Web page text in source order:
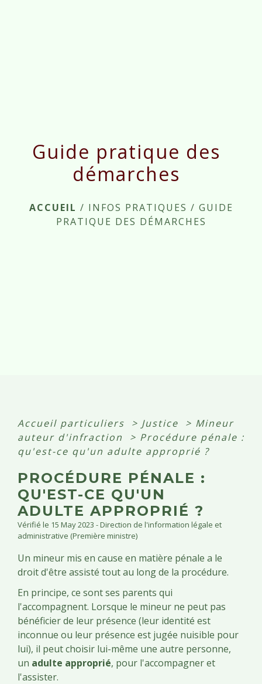
Guide pratique des
démarches
ACCUEIL / INFOS PRATIQUES / GUIDE
PRATIQUE DES DÉMARCHES
Accueil particuliers > Justice > Mineur
auteur d'infraction
> Procédure pénale :
qu'est-ce qu'un adulte approprié ?
PROCÉDURE PÉNALE :
QU'EST-CE QU'UN
ADULTE APPROPRIÉ ?
Vérifié le 15 May 2023 - Direction de l'information légale et
administrative (Première ministre)
Un mineur mis en cause en matière pénale a le
droit d'être assisté tout au long de la procédure.
En principe, ce sont ses parents qui
l'accompagnent. Lorsque le mineur ne peut pas
bénéficier de leur présence (leur identité est
inconnue ou leur présence est jugée nuisible pour
lui), il peut choisir lui-même une autre personne,
un adulte approprié, pour l'accompagner et
l'assister.